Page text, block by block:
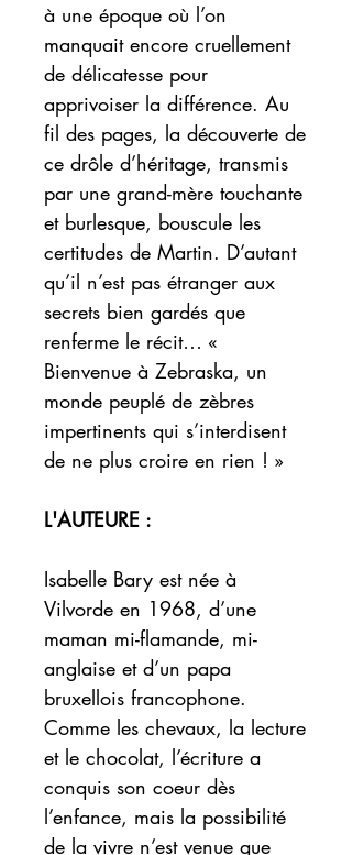
à une époque où l’on
manquait encore cruellement
de délicatesse pour
apprivoiser la différence. Au
fil des pages, la découverte de
ce drôle d’héritage, transmis
par une grand-mère touchante
et burlesque, bouscule les
certitudes de Martin. D’autant
qu’il n’est pas étranger aux
secrets bien gardés que
renferme le récit… «
Bienvenue à Zebraska, un
monde peuplé de zèbres
impertinents qui s’interdisent
de ne plus croire en rien ! »
L'AUTEURE :
Isabelle Bary est née à
Vilvorde en 1968, d’une
maman mi-flamande, mi-
anglaise et d’un papa
bruxellois francophone.
Comme les chevaux, la lecture
et le chocolat, l’écriture a
conquis son coeur dès
l’enfance, mais la possibilité
de la vivre n’est venue que